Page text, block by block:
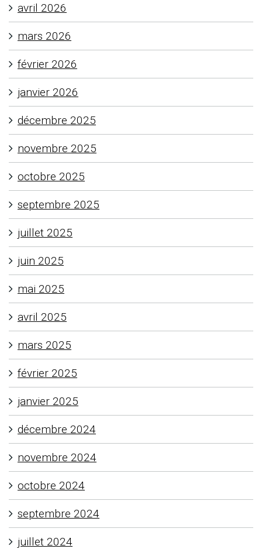
avril 2026
mars 2026
février 2026
janvier 2026
décembre 2025
novembre 2025
octobre 2025
septembre 2025
juillet 2025
juin 2025
mai 2025
avril 2025
mars 2025
février 2025
janvier 2025
décembre 2024
novembre 2024
octobre 2024
septembre 2024
juillet 2024